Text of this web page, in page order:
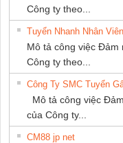
Công ty theo...
Tuyển Nhanh Nhân
Mô tả công việc Đảm
Công ty theo...
Công Ty SMC Tuyển
Mô tả công việc
của Công ty...
CM88 jp net